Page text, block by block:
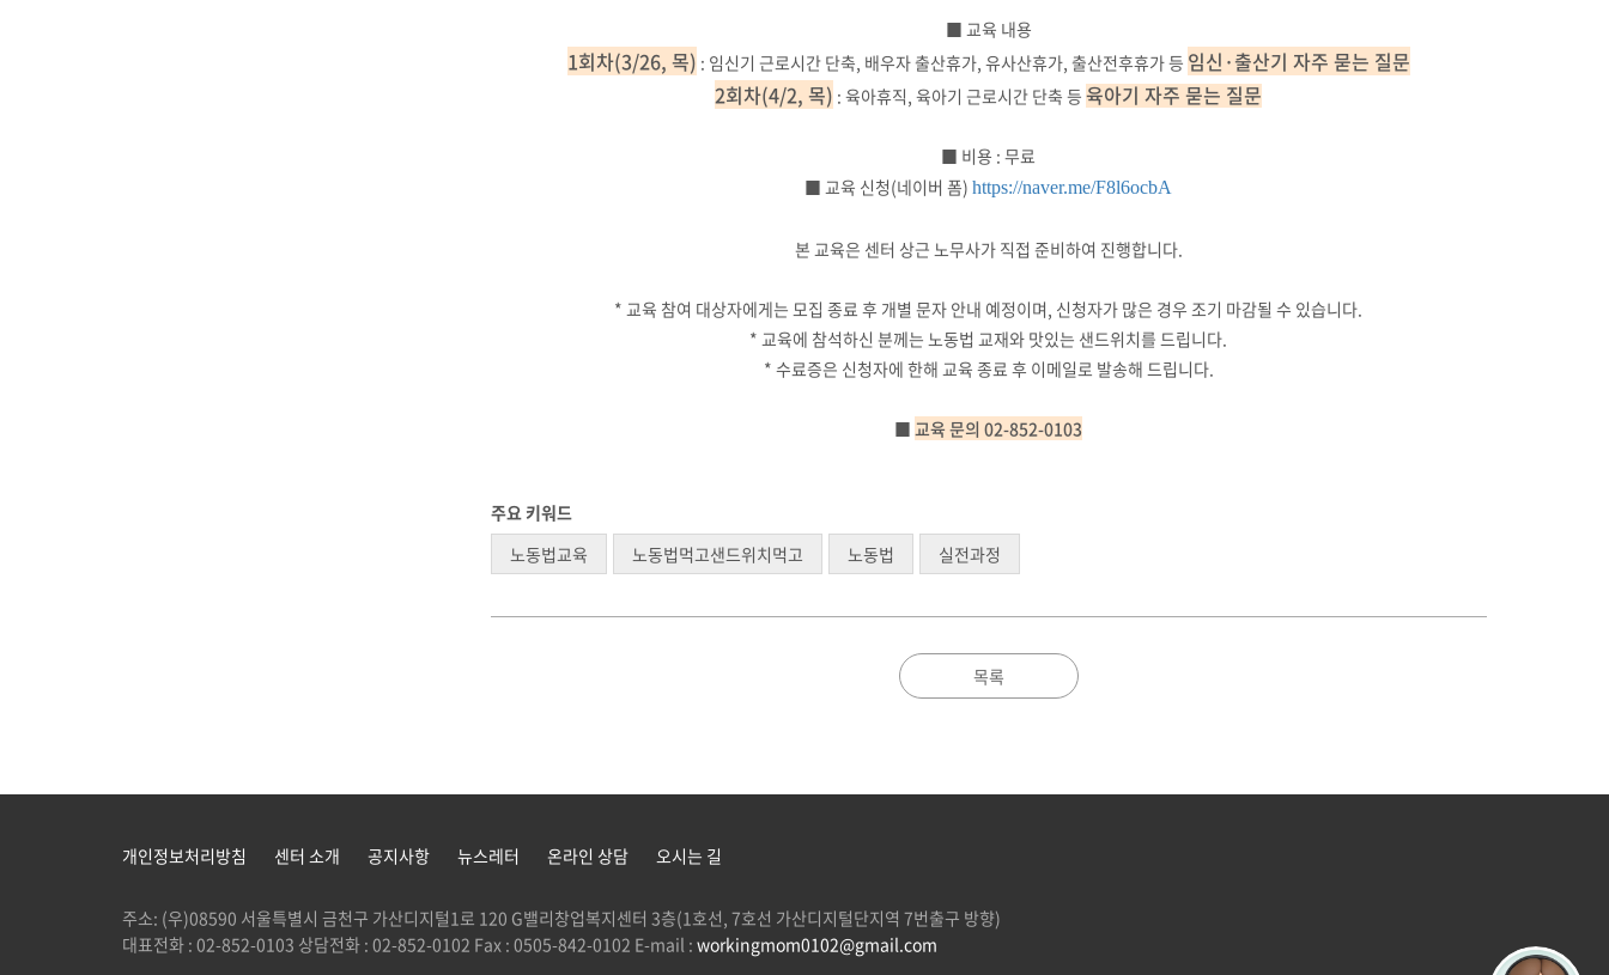
■ 교육 내용
1회차(3/26, 목) : 임신기 근로시간 단축, 배우자 출산휴가, 유사산휴가, 출산전후휴가 등 임신·출산기 자주 묻는 질문
2회차(4/2, 목) : 육아휴직, 육아기 근로시간 단축 등육아기 자주 묻는 질문
■ 비용 : 무료
■ 교육 신청(네이버 폼)https://naver.me/F8l6ocbA
본 교육은 센터 상근 노무사가 직접 준비하여 진행합니다.
* 교육 참여 대상자에게는 모집 종료 후 개별 문자 안내 예정이며, 신청자가 많은 경우 조기 마감될 수 있습니다.
* 교육에 참석하신 분께는 노동법 교재와 맛있는 샌드위치를 드립니다.
* 수료증은 신청자에 한해 교육 종료 후 이메일로 발송해 드립니다.
■교육 문의 02-852-0103
주요 키워드
노동법교육
노동법먹고샌드위치먹고 노동법 실전과정
목록
개인정보처리방침 센터 소개 공지사항 뉴스레터 온라인 상담 오시는 길
주소: (우)08590 서울특별시 금천구 가산디지털1로 120 G밸리창업복지센터 3층(1호선, 7호선 가산디지털단지역 7번출구 방향)
대표전화 : 02-852-0103 상담전화 : 02-852-0102 Fax : 0505-842-0102 E-mail : workingmom0102@gmail.com